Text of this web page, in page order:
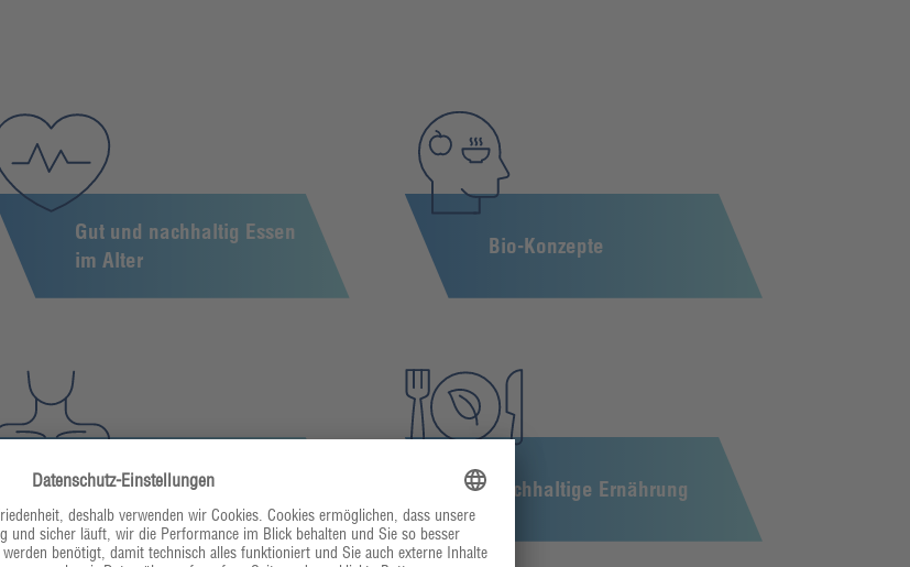
Gut und nachhaltig Essen
im Alter
Bio-Konzepte
Schluckstörungen
(Dysphagie)
Nachhaltige Ernährung